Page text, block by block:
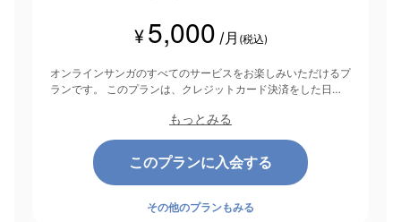
¥ 5,000 /月 (税込)
オンラインサンガのすべてのサービスをお楽しみいただけるプ
ランです。 このプランは、クレジットカード決済をした日を
もっとみる
このプランに入会する
その他のプランもみる